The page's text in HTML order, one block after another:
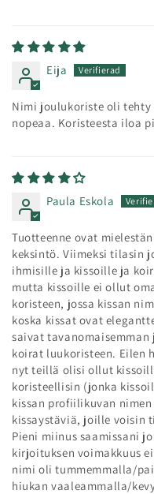
Eija
Nimi joulukoriste oli
nopeaa. Koristeesta iloa
Paula Eskola
Tuotteenne ovat
keksintö. Viimeksi tilasin
ihmisille ja kissoille ja
mutta kissoille ei ollut
koristeen, jossa kissan
koska kissat ovat
saivat
koirat luukoristeen. Eilen
nyt teillä olisi ollut
koristeellisin (jonka
kissan profiilikuvan
kissaystäviä, joille voisin
Pieni miinus saamissani
kirjoituksen voimakkuus
nimi oli tummemmalla/
hiukan vaaleammalla/